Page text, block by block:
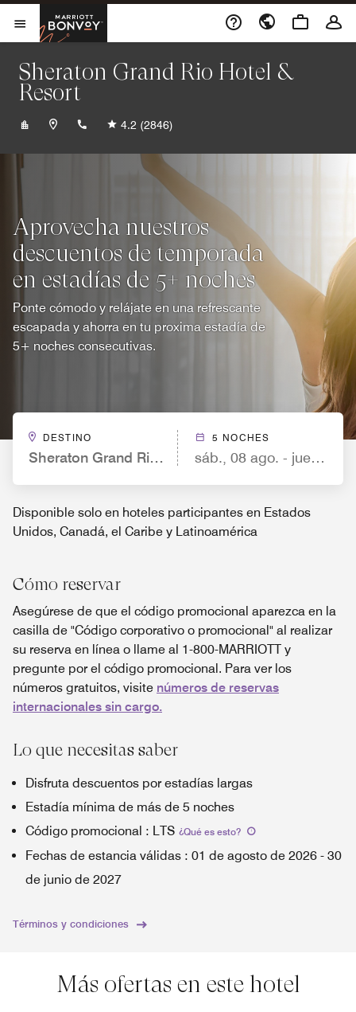
Skip to Content
Abrir el menú
Marriott Bonvoy
Sheraton Grand Rio Hotel &
Resort
+552122741122
4.2 (2846)
Aprovecha nuestros
descuentos de temporada
en estadías de 5+ noches
Ponte cómodo y relájate en una refrescante
escapada y ahorra en tu proxima estadía de
5+ noches consecutivas.
DESTINO
Sheraton Grand Rio Hotel & Resort
5 NOCHES
sáb., 08 ago. - jue., 13
Disponible solo en hoteles participantes en Estados
Unidos, Canadá, el Caribe y Latinoamérica
Cómo reservar
Asegúrese de que el código promocional aparezca en la
casilla de "Código corporativo o promocional" al realizar
su reserva en línea o llame al 1-800-MARRIOTT y
pregunte por el código promocional. Para ver los
números gratuitos, visite números de reservas
internacionales sin cargo.
Lo que necesitas saber
Disfruta descuentos por estadías largas
Estadía mínima de más de 5 noches
Código promocional : LTS ¿Qué es esto?
Fechas de estancia válidas : 01 de agosto de 2026 - 30
de junio de 2027
Términos y condiciones
Más ofertas en este hotel